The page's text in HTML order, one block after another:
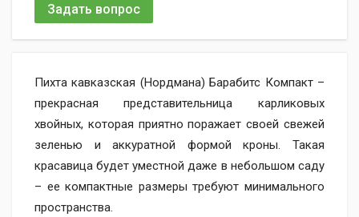
Задать вопрос
Пихта кавказская (Нордмана) Барабитс Компакт –
прекрасная представительница карликовых
хвойных, которая приятно поражает своей свежей
зеленью и аккуратной формой кроны. Такая
красавица будет уместной даже в небольшом саду
– ее компактные размеры требуют минимального
пространства.